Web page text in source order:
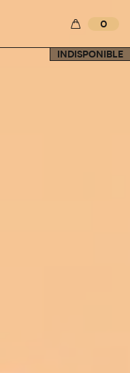
0
INDISPONIBLE